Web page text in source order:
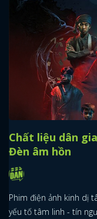
Chất liệu dân
Đèn âm hồn
Phim điện ảnh kinh dị
yếu tố tâm linh - tín